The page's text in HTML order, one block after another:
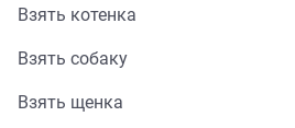
Взять котенка
Взять собаку
Взять щенка